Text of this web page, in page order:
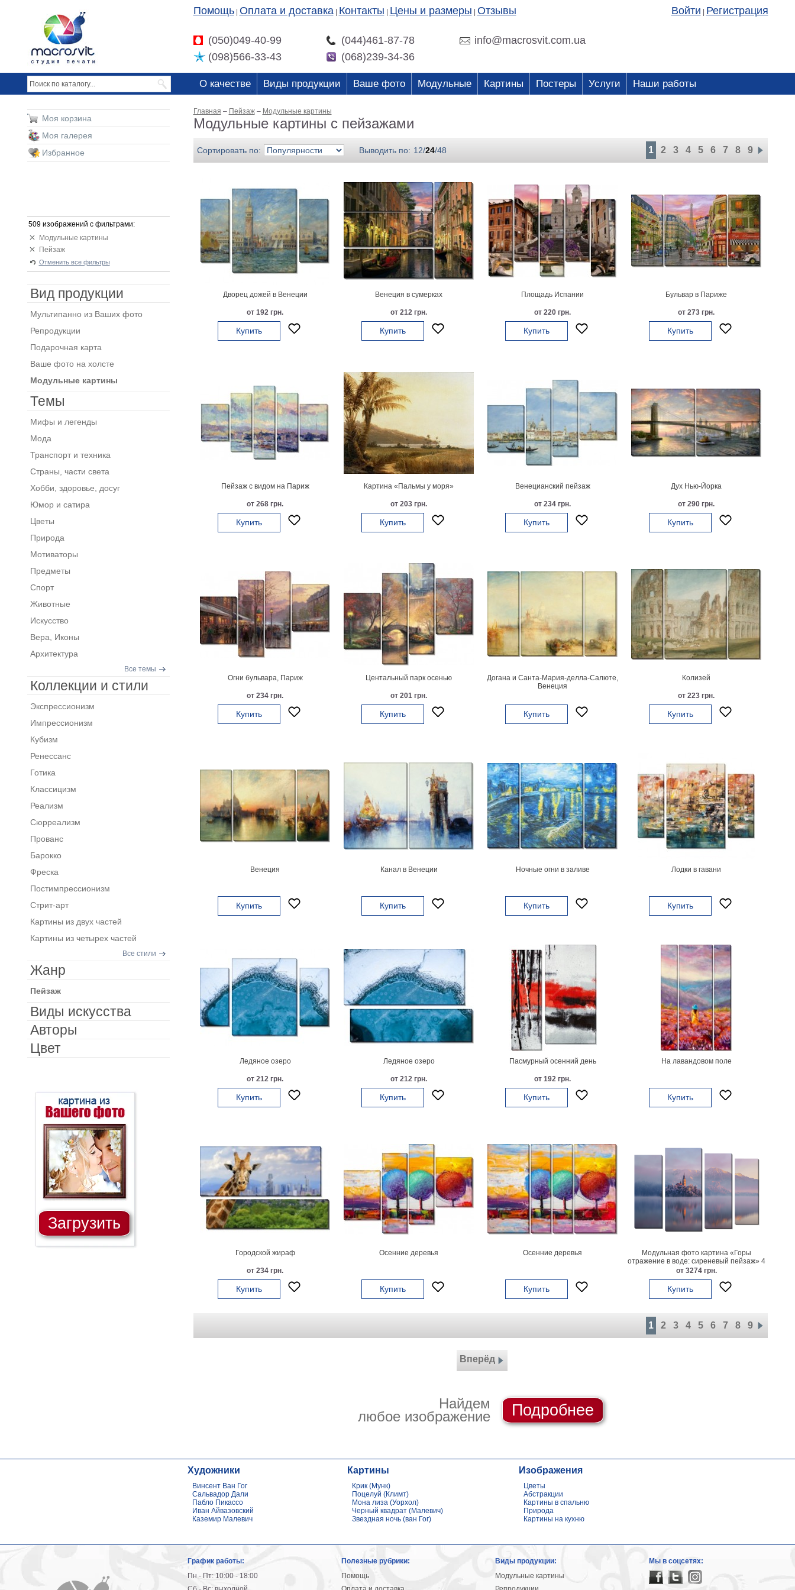
Помощь Оплата и доставка Контакты Цены и размеры Отзывы Войти Регистрация
(050)049-40-99 (044)461-87-78
info@macrosvit.com.ua
(098)566-33-43
(068)239-34-36
О качестве Виды продукции Ваше фото Модульные Картины Постеры Услуги Наши работы
Главная – Пейзаж – Модульные картины
Модульные картины с пейзажами
Сортировать по: Выводить по: 12/24/48 1 2 3 4 5 6 7 8 9
Дворец дожей в Венеции
от 192 грн.
Купить
Венеция в сумерках
от 212 грн.
Купить
Площадь Испании
от 220 грн.
Купить
Бульвар в Париже
от 273 грн.
Купить
Пейзаж с видом на Париж
от 268 грн.
Купить
Картина «Пальмы у моря»
от 203 грн.
Купить
Венецианский пейзаж
от 234 грн.
Купить
Дух Нью-Йорка
от 290 грн.
Купить
Огни бульвара, Париж
от 234 грн.
Купить
Центальный парк осенью
от 201 грн.
Купить
Догана и Санта-Мария-делла-Салюте,
Венеция
Купить
Колизей
от 223 грн.
Купить
Венеция
Купить
Канал в Венеции
Купить
Ночные огни в заливе
Купить
Лодки в гавани
Купить
Ледяное озеро
от 212 грн.
Купить
Ледяное озеро
от 212 грн.
Купить
Пасмурный осенний день
от 192 грн.
Купить
На лавандовом поле
Купить
Городской жираф
от 234 грн.
Купить
Осенние деревья
Купить
Осенние деревья
Купить
Модульная фото картина «Горы
отражение в воде: сиреневый пейзаж» 4
части
от 3274 грн.
Купить
1 2 3 4 5 6 7 8 9
Вперёд
Найдем
любое изображение
Подробнее
Моя корзина
Моя галерея
Избранное
509 изображений с фильтрами:
Модульные картины
Пейзаж
Отменить все фильтры
Вид продукции
Мультипанно из Ваших фото
Репродукции
Подарочная карта
Ваше фото на холсте
Модульные картины
Темы
Мифы и легенды
Мода
Транспорт и техника
Страны, части света
Хобби, здоровье, досуг
Юмор и сатира
Цветы
Природа
Мотиваторы
Предметы
Спорт
Животные
Искусство
Вера, Иконы
Архитектура
Все темы
Коллекции и стили
Экспрессионизм
Импрессионизм
Кубизм
Ренессанс
Готика
Классицизм
Реализм
Сюрреализм
Прованс
Барокко
Фреска
Постимпрессионизм
Стрит-арт
Картины из двух частей
Картины из четырех частей
Все стили
Жанр
Пейзаж
Виды искусства
Авторы
Цвет
Загрузить
Художники
Винсент Ван Гог
Сальвадор Дали
Пабло Пикассо
Иван Айвазовский
Каземир Малевич
Картины
Крик (Мунк)
Поцелуй (Климт)
Мона лиза (Уорхол)
Черный квадрат (Малевич)
Звездная ночь (ван Гог)
Изображения
Цветы
Абстракции
Картины в спальню
Природа
Картины на кухню
График работы:
Пн - Пт: 10:00 - 18:00
Полезные рубрики:
Помощь
Виды продукции:
Модульные картины
Мы в соцсетях: